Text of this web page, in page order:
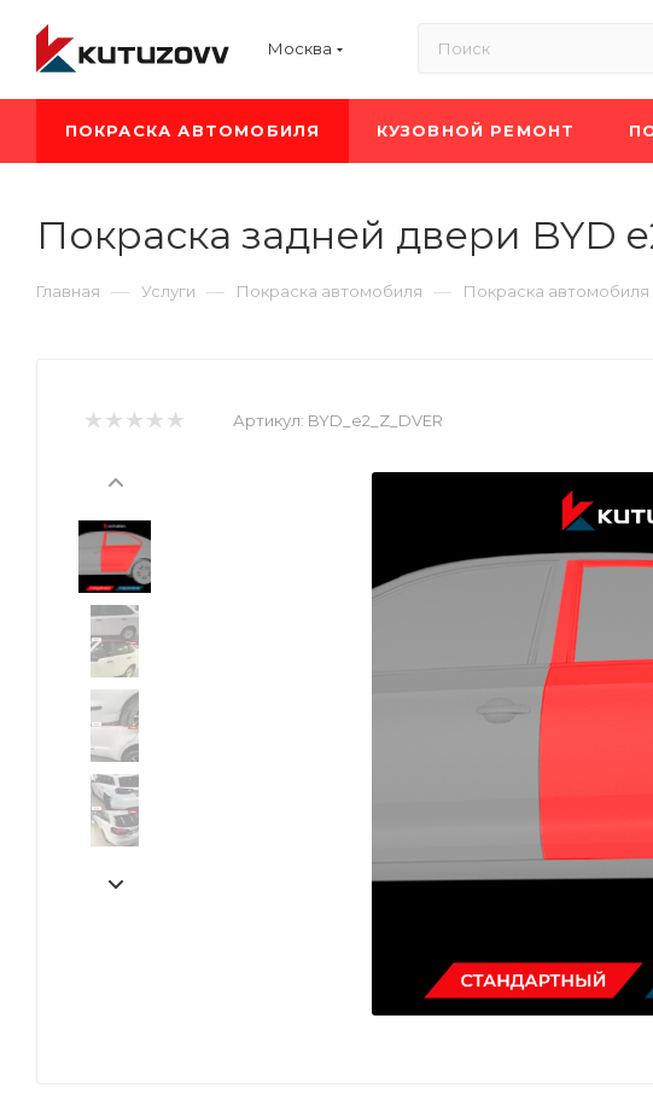
Москва
ПОКРАСКА АВТОМОБИЛЯ КУЗОВНОЙ РЕМОНТ
Покраска задней двери BYD
Главная — Услуги — Покраска автомобиля — Покраска автомобиля
Артикул: BYD_e2_Z_DVER